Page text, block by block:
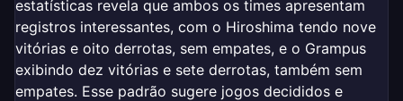
estatísticas revela que ambos os times apresentam
registros interessantes, com o Hiroshima tendo nove
vitórias e oito derrotas, sem empates, e o Grampus
exibindo dez vitórias e sete derrotas, também sem
empates. Esse padrão sugere jogos decididos e